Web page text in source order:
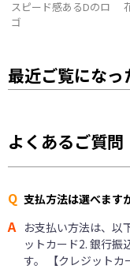
スピード感あるDのロ
ゴ
最近ご覧になっ
よくあるご質問
Q 支払方法は選べます
A お支払い方法は、以
ットカード2. 銀行
す。 【クレジット